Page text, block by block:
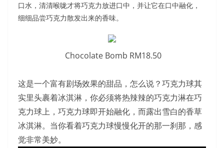
口水，清清喉咙才将巧克力放进口中，并让它在口中融化，
细细品尝巧克力散发出来的香味。
Chocolate Bomb RM18.50
这是一个富有剧场效果的甜品，怎么说？巧克力球其
实里头裹着冰淇淋，你必须将热辣辣的巧克力淋在巧
克力球上，巧克力球即开始融化，而露出雪白的香草
冰淇淋。当你看着巧克力球慢慢化开的那一刹那，感
觉非常美妙。